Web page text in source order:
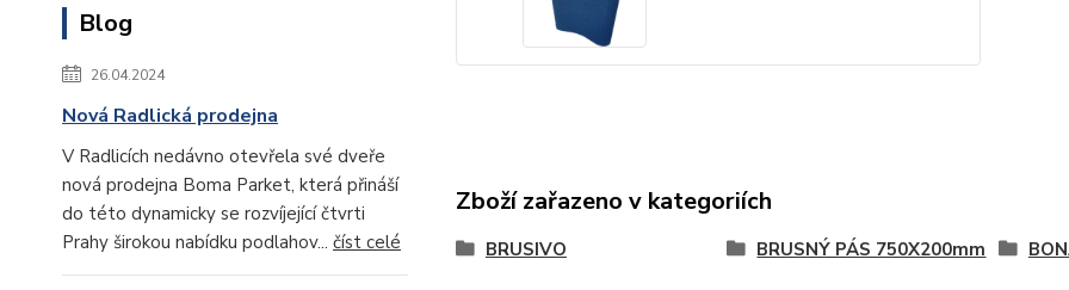
Blog
26.04.2024
Nová Radlická prodejna
V Radlicích nedávno otevřela své dveře
nová prodejna Boma Parket, která přináší
do této dynamicky se rozvíjející čtvrti
Prahy širokou nabídku podlahov... číst celé
Zboží zařazeno v kategoriích
BRUSIVO BRUSNÝ PÁS 750X200mm